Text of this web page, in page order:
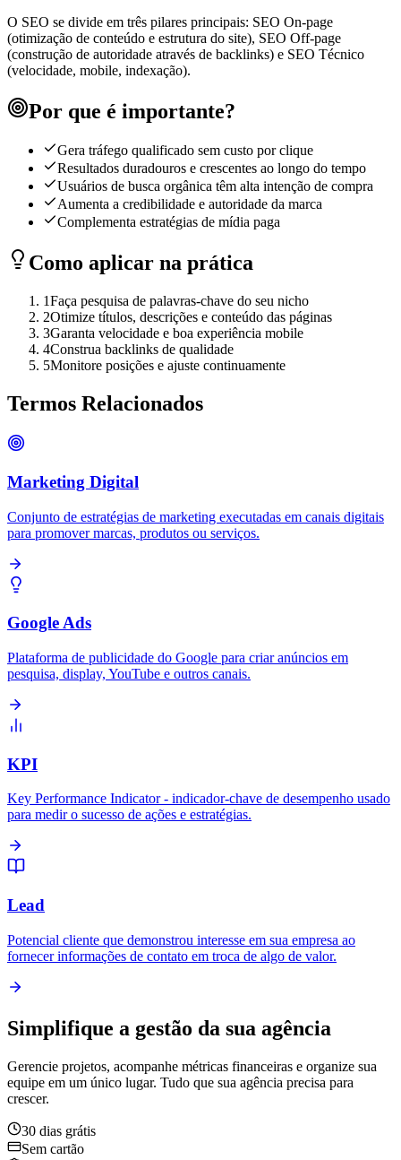
O SEO se divide em três pilares principais: SEO On-page
(otimização de conteúdo e estrutura do site), SEO Off-page
(construção de autoridade através de backlinks) e SEO Técnico
(velocidade, mobile, indexação).
Por que é importante?
Gera tráfego qualificado sem custo por clique
Resultados duradouros e crescentes ao longo do tempo
Usuários de busca orgânica têm alta intenção de compra
Aumenta a credibilidade e autoridade da marca
Complementa estratégias de mídia paga
Como aplicar na prática
1Faça pesquisa de palavras-chave do seu nicho
2Otimize títulos, descrições e conteúdo das páginas
3Garanta velocidade e boa experiência mobile
4Construa backlinks de qualidade
5Monitore posições e ajuste continuamente
Termos Relacionados
Marketing Digital
Conjunto de estratégias de marketing executadas em canais digitais
para promover marcas, produtos ou serviços.
Google Ads
Plataforma de publicidade do Google para criar anúncios em
pesquisa, display, YouTube e outros canais.
KPI
Key Performance Indicator - indicador-chave de desempenho usado
para medir o sucesso de ações e estratégias.
Lead
Potencial cliente que demonstrou interesse em sua empresa ao
fornecer informações de contato em troca de algo de valor.
Simplifique a gestão da sua agência
Gerencie projetos, acompanhe métricas financeiras e organize sua
equipe em um único lugar. Tudo que sua agência precisa para
crescer.
30 dias grátis
Sem cartão